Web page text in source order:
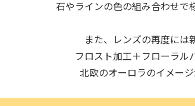
石やラインの色の組み合わせで
また、レンズの再度には
フロスト加工＋フローラル
北欧のオーロラのイメージ